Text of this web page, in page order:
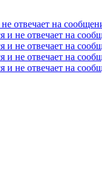
отвечает на
и не отвечает на
и не отвечает на
и не отвечает на
и не отвечает на